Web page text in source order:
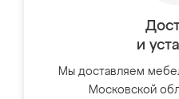
и
Мы доставляем
Московской